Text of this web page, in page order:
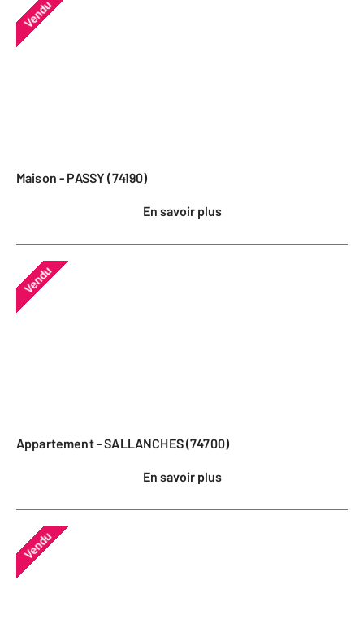
Vendu
Maison - PASSY (74190)
En savoir plus
Vendu
Appartement - SALLANCHES (74700)
En savoir plus
Vendu